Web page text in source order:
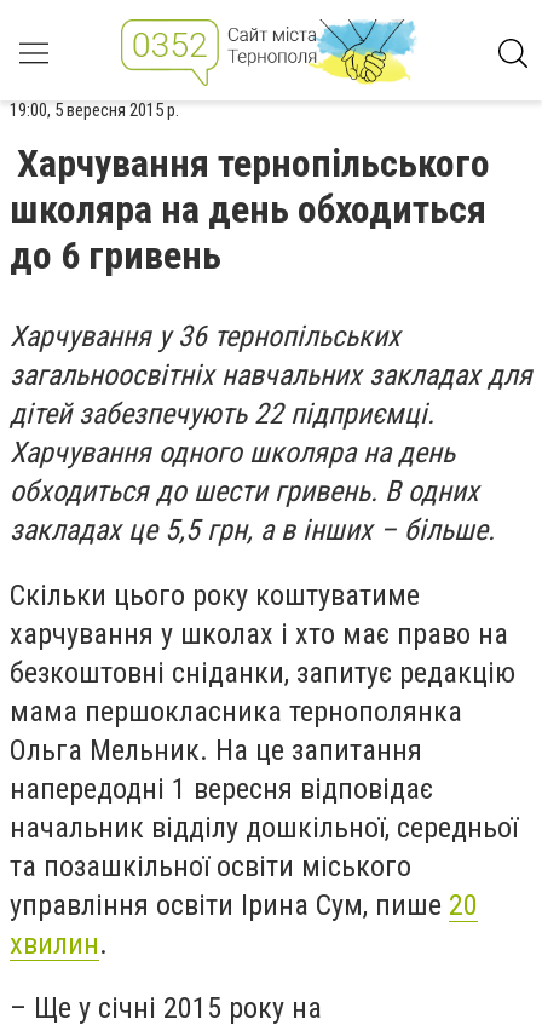
19:00, 5 вересня 2015 р.
Харчування тернопільського
школяра на день обходиться
до 6 гривень
Харчування у 36 тернопільських
загальноосвітніх навчальних закладах для
дітей забезпечують 22 підприємці.
Харчування одного школяра на день
обходиться до шести гривень. В одних
закладах це 5,5 грн, а в інших – більше.
Скільки цього року коштуватиме
харчування у школах і хто має право на
безкоштовні сніданки, запитує редакцію
мама першокласника тернополянка
Ольга Мельник. На це запитання
напередодні 1 вересня відповідає
начальник відділу дошкільної, середньої
та позашкільної освіти міського
управління освіти Ірина Сум, пише 20
хвилин.
– Ще у січні 2015 року на